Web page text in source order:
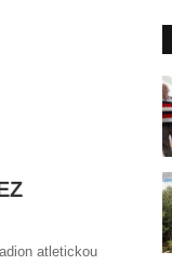
atletickou